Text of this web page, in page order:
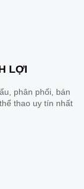
LỢI
phân phối, bán
thao uy tín nhất